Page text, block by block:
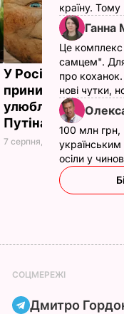
У Росії жорстоко
принизили
улюбленого героя
Путіна
7 серпня, 23.42БУЛЬВАР
країну.
Ганна
Це комплекс
самцем".
про
нові чутки,
100 млн грн,
осіли у
СОЦМЕРЕЖІ
Дмитро